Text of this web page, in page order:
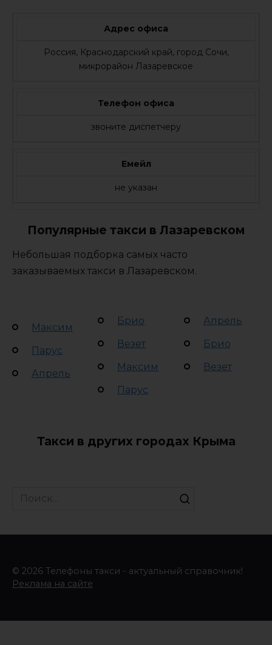
Адрес офиса
Россия, Краснодарский край, город Сочи,
микрорайон Лазаревское
Телефон офиса
звоните диспетчеру
Емейл
не указан
Популярные такси в Лазаревском
Небольшая подборка самых часто
заказываемых такси в Лазаревском.
Максим
Парус
Апрель
Брио
Везет
Максим
Парус
Апрель
Брио
Везет
Такси в других городах Крыма
Search
© 2026 Телефоны такси - актуальный справочник!
Реклама на сайте